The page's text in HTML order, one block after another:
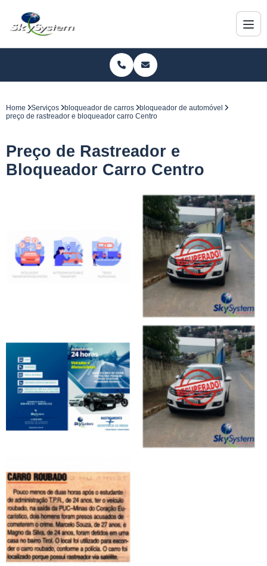
Home Serviços bloqueador de carros
bloqueador de automóvel
preço de rastreador e bloqueador carro Centro
Preço de Rastreador e
Bloqueador Carro Centro